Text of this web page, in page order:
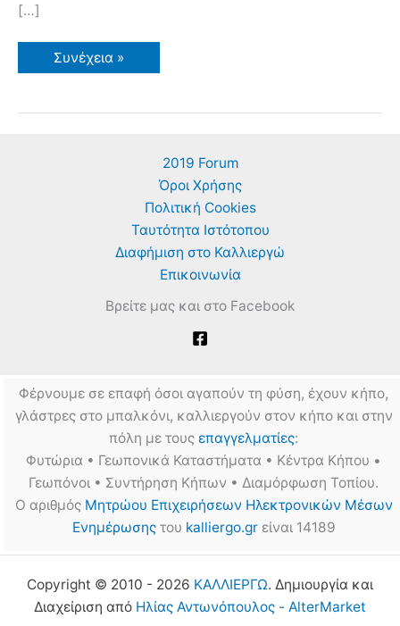
[…]
Καλλιέργεια
Αρακά
Συνέχεια »
2019 Forum
Όροι Χρήσης
Πολιτική Cookies
Ταυτότητα Ιστότοπου
Διαφήμιση στο Καλλιεργώ
Επικοινωνία
Βρείτε μας και στο Facebook
Φέρνουμε σε επαφή όσοι αγαπούν τη φύση, έχουν κήπο,
γλάστρες στο μπαλκόνι, καλλιεργούν στον κήπο και στην
πόλη με τους επαγγελματίες:
Φυτώρια • Γεωπονικά Καταστήματα • Κέντρα Κήπου •
Γεωπόνοι • Συντήρηση Κήπων • Διαμόρφωση Τοπίου.
Ο αριθμός Μητρώου Επιχειρήσεων Ηλεκτρονικών Μέσων
Ενημέρωσηςτου kalliergo.grείναι 14189
Copyright © 2010 - 2026 ΚΑΛΛΙΕΡΓΩ. Δημιουργία και
Διαχείριση από Ηλίας Αντωνόπουλος - AlterMarket